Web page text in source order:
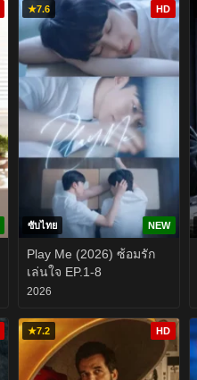
★7.6 HD
ซับไทย NEW
Play Me (2026) ซ้อมรัก
เล่นใจ EP.1-8
2026
★7.2 HD